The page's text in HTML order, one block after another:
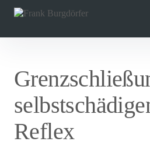
überspringen
Reflex